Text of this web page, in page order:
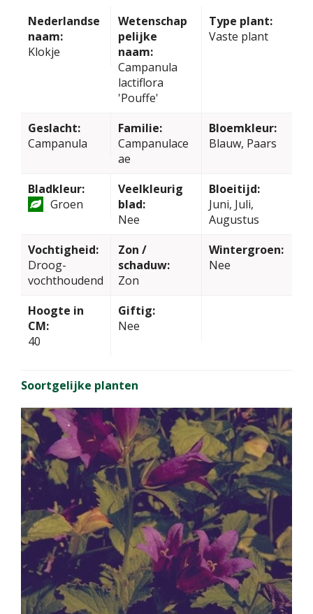
Nederlandse
naam:
Klokje
Wetenschap
pelijke
naam:
Campanula
lactiflora
'Pouffe'
Type plant:
Vaste plant
Geslacht:
Campanula
Familie:
Campanulace
ae
Bloemkleur:
Blauw, Paars
Bladkleur:
Groen
Veelkleurig
blad:
Nee
Bloeitijd:
Juni, Juli,
Augustus
Vochtigheid:
Droog-
vochthoudend
Zon /
schaduw:
Zon
Wintergroen:
Nee
Hoogte in
CM:
40
Giftig:
Nee
Soortgelijke planten